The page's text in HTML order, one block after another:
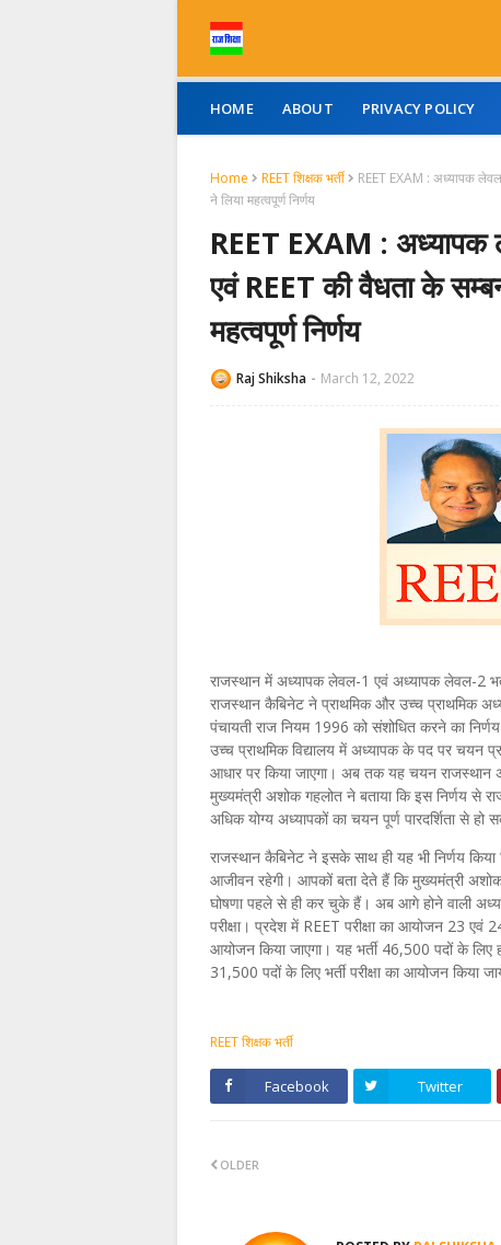
HOME ABOUT PRIVACY POLICY
Home REET शिक्षक भर्ती
REET EXAM : अध्यापक
ने लिया महत्वपूर्ण निर्णय
REET EXAM : अध्यापक
एवं REET की वैधता के
महत्वपूर्ण निर्णय
Raj Shiksha March 12, 2022
राजस्थान में अध्यापक लेवल-1 एवं अध्यापक लेवल-2
राजस्थान कैबिनेट ने प्राथमिक और उच्च प्राथमिक
पंचायती राज नियम 1996 को संशोधित करने का
उच्च प्राथमिक विद्यालय में अध्यापक के पद पर चयन
आधार पर किया जाएगा। अब तक यह चयन राजस्थान
मुख्यमंत्री अशोक गहलोत ने बताया कि इस निर्णय से
अधिक योग्य अध्यापकों का चयन पूर्ण पारदर्शिता से हो
राजस्थान कैबिनेट ने इसके साथ ही यह भी निर्णय
आजीवन रहेगी। आपकों बता देते हैं कि मुख्यमंत्री
घोषणा पहले से ही कर चुके हैं। अब आगे होने वाली
परीक्षा। प्रदेश में REET परीक्षा का आयोजन 23 एवं
आयोजन किया जाएगा। यह भर्ती 46,500 पदों के
31,500 पदों के लिए भर्ती परीक्षा का आयोजन किया
REET शिक्षक भर्ती
Facebook Twitter
OLDER